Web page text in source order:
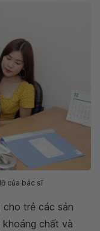
của bác sĩ
cho trẻ các sản
khoáng chất và